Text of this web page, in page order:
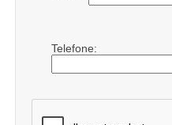
Telefone: